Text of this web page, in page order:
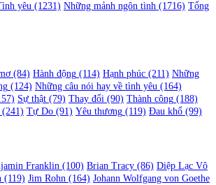
yêu (1231) Những mảnh ngôn tình (1716) Tổng
(84) Hành động (114) Hạnh phúc (211) Những
(124) Những câu nói hay về tình yêu (164)
Sự thật (79) Thay đổi (90) Thành công (188)
(241) Tự Do (91) Yêu thương (119) Đau khổ (99)
Franklin (100) Brian Tracy (86) Diệp Lạc Vô
(119) Jim Rohn (164) Johann Wolfgang von Goethe